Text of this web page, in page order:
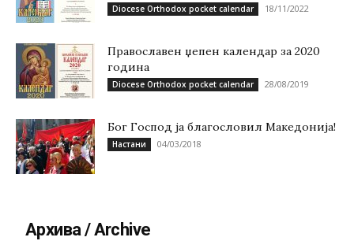
Diocese Orthodox pocket calendar 18/11/2022
Православен џепен календар за 2020
година
Diocese Orthodox pocket calendar 28/08/2019
Бог Господ ја благословил Македонија!
Настани 04/03/2018
Архива / Archive